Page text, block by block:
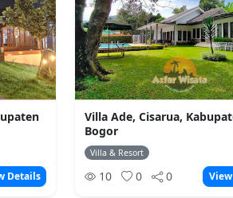
Details
Villa Ade, Cisarua,
Bogor
Villa & Resort
10 0 0